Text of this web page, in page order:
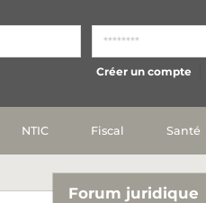
Créer un compte
NTIC Fiscal Santé
Forum juridique